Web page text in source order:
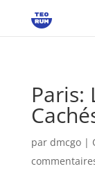
Paris:
par dmcgo|